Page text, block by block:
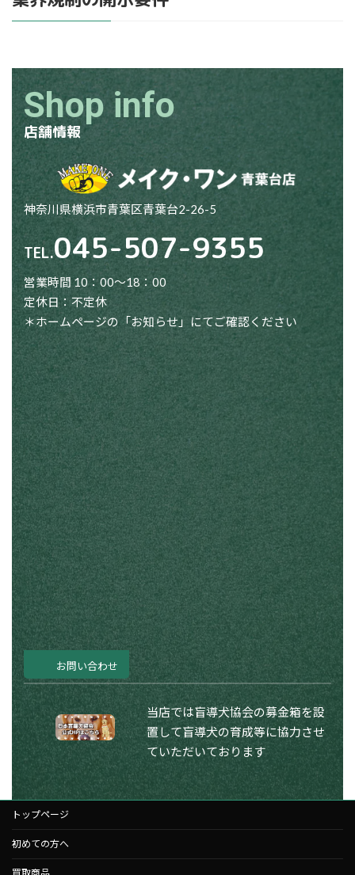
Shop info
店舗情報
神奈川県横浜市青葉区青葉台2-26-5
TEL.045-507-9355
営業時間 10：00～18：00
定休日：不定休
＊ホームページの「お知らせ」にてご確認ください
お問い合わせ
当店では盲導犬協会の募金箱を設
置して盲導犬の育成等に協力させ
ていただいております
トップページ
初めての方へ